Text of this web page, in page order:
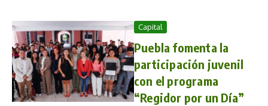
Capital
Puebla fomenta la
participación juvenil
con el programa
“Regidor por un Día”